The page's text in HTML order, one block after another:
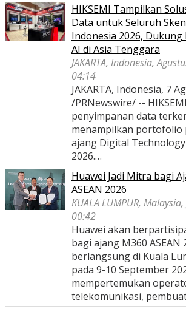
HIKSEMI Tampilkan
Data untuk Seluruh
Indonesia 2026,
AI di Asia Tenggara
JAKARTA, Indonesia,
04:14
JAKARTA, Indonesia, 7
/PRNewswire/ --
penyimpanan data
menampilkan portofolio
ajang Digital
2026.…
Huawei Jadi Mitra bagi
ASEAN 2026
KUALA LUMPUR,
00:42
Huawei akan
bagi ajang M360 ASEAN
berlangsung di Kuala
pada 9-10 September
mempertemukan
telekomunikasi,